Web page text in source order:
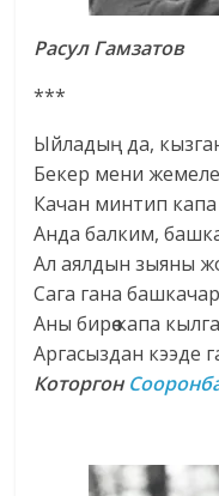
Расул Гамзатов
***
Ыйладың да,
Бекер мени
Качан минтип
Анда балким,
Ал аялдын зыяны
Сага гана
Аны бирөө капа
Аргасыздан кээде
Которгон